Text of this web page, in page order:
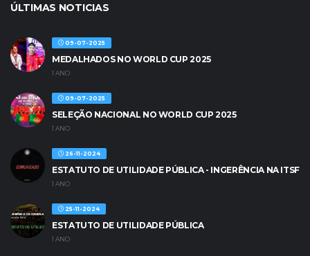
ÚLTIMAS NOTICIAS
09-07-2025
MEDALHADOS NO WORLD CUP 2025
1 ANO
09-07-2025
SELEÇÃO NACIONAL NO WORLD CUP 2025
1 ANO
26-11-2024
ESTATUTO DE UTILIDADE PÚBLICA - INGERÊNCIA NA ITSF
1 ANO
25-11-2024
ESTATUTO DE UTILIDADE PÚBLICA
1 ANO